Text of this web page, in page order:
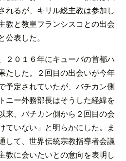
れるが、キリル総主教は参加し
教と教皇フランシスコとの出会
表した。
２０１６年にキューバの首都ハ
たした。２回目の出会いが今年
予定されていたが、バチカン側
ニー外務部長はそうした経緯を
来、バチカン側から２回目の会
ていない」と明らかにした。ま
して、世界伝統宗教指導者会議
教に会いたいとの意向を表明し